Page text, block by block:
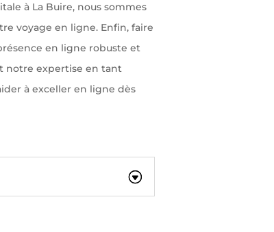
à La Buire, nous sommes
voyage en ligne. Enfin, faire
en ligne robuste et
notre expertise en tant
à exceller en ligne dès